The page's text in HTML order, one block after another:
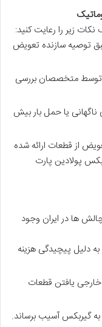
نکات زیر را رعایت کنید:
توصیه سازنده تعویض
توسط متخصصان بررسی
یا حمل بار بیش
از قطعات ارائه شده
پولادین پارت
ها در ایران وجود
دلیل پیچیدگی هزینه
یافتن قطعات
به گیربکس آسیب برساند.